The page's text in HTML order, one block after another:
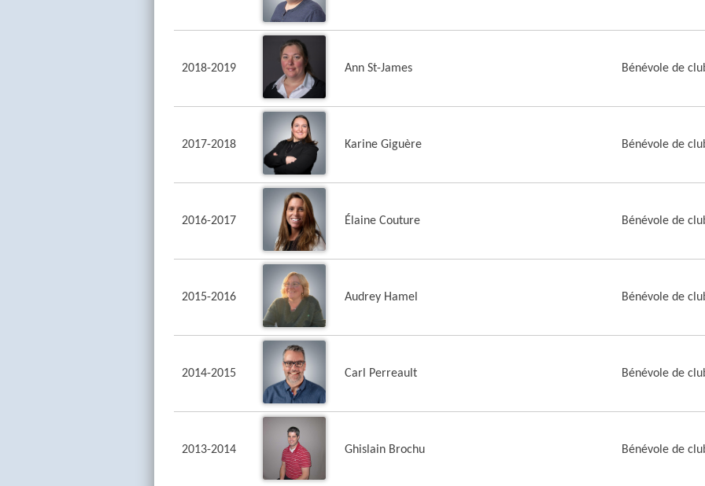
2018-2019 Ann St-James Bénévole de
2017-2018 Karine Giguère Bénévole de
2016-2017 Élaine Couture Bénévole de
2015-2016 Audrey Hamel Bénévole de
2014-2015 Carl Perreault Bénévole de
2013-2014 Ghislain Brochu Bénévole de